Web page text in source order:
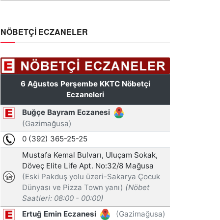
NÖBETÇİ ECZANELER